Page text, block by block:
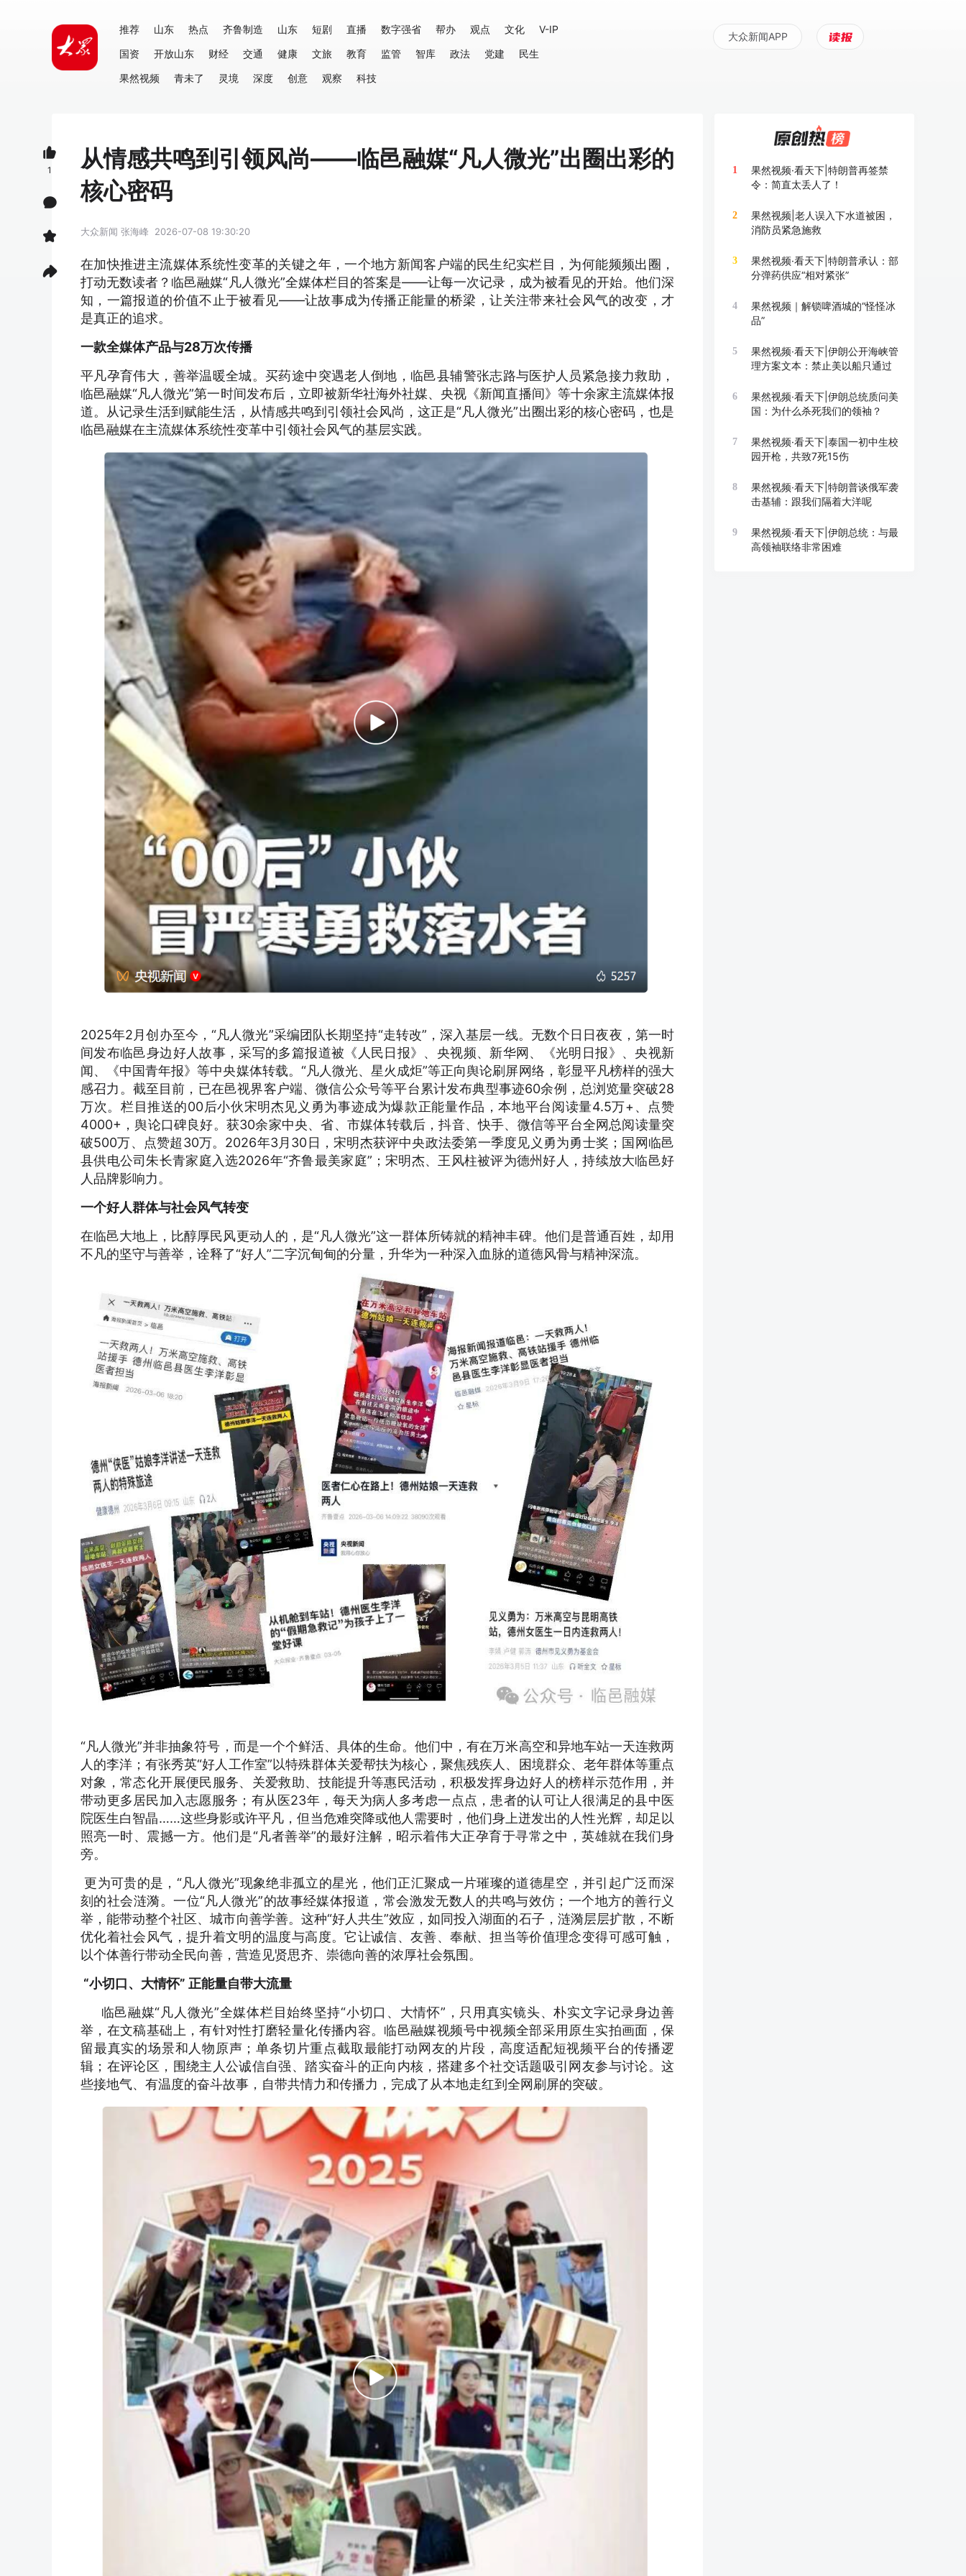
推荐 山东 热点 齐鲁制造 山东 短剧 直播 数字强省 帮办 观点 文化
V-IP
国资
开放山东 财经 交通 健康 文旅 教育 监管 智库 政法 党建
民生
果然视频
青未了 灵境 深度 创意 观察 科技
大众新闻APP
从情感共鸣到引领风尚——临邑融媒“凡人微光”出圈出彩的
核心密码
大众新闻 张海峰 2026-07-08 19:30:20
在加快推进主流媒体系统性变革的关键之年，一个地方新闻客户端的民生纪实栏目，为何能频频出圈，
打动无数读者？临邑融媒“凡人微光”全媒体栏目的答案是——让每一次记录，成为被看见的开始。他们深
知，一篇报道的价值不止于被看见——让故事成为传播正能量的桥梁，让关注带来社会风气的改变，才
是真正的追求。
一款全媒体产品与28万次传播
平凡孕育伟大，善举温暖全城。买药途中突遇老人倒地，临邑县辅警张志路与医护人员紧急接力救助，
临邑融媒“凡人微光”第一时间发布后，立即被新华社海外社媒、央视《新闻直播间》等十余家主流媒体报
道。从记录生活到赋能生活，从情感共鸣到引领社会风尚，这正是“凡人微光”出圈出彩的核心密码，也是
临邑融媒在主流媒体系统性变革中引领社会风气的基层实践。
2025年2月创办至今，“凡人微光”采编团队长期坚持“走转改”，深入基层一线。无数个日日夜夜，第一时
间发布临邑身边好人故事，采写的多篇报道被《人民日报》、央视频、新华网、《光明日报》、央视新
闻、《中国青年报》等中央媒体转载。“凡人微光、星火成炬”等正向舆论刷屏网络，彰显平凡榜样的强大
感召力。截至目前，已在邑视界客户端、微信公众号等平台累计发布典型事迹60余例，总浏览量突破28
万次。栏目推送的00后小伙宋明杰见义勇为事迹成为爆款正能量作品，本地平台阅读量4.5万+、点赞
4000+，舆论口碑良好。获30余家中央、省、市媒体转载后，抖音、快手、微信等平台全网总阅读量突
破500万、点赞超30万。2026年3月30日，宋明杰获评中央政法委第一季度见义勇为勇士奖；国网临邑
县供电公司朱长青家庭入选2026年“齐鲁最美家庭”；宋明杰、王风柱被评为德州好人，持续放大临邑好
人品牌影响力。
一个好人群体与社会风气转变
在临邑大地上，比醇厚民风更动人的，是“凡人微光”这一群体所铸就的精神丰碑。他们是普通百姓，却用
不凡的坚守与善举，诠释了“好人”二字沉甸甸的分量，升华为一种深入血脉的道德风骨与精神深流。
“凡人微光”并非抽象符号，而是一个个鲜活、具体的生命。他们中，有在万米高空和异地车站一天连救两
人的李洋；有张秀英“好人工作室”以特殊群体关爱帮扶为核心，聚焦残疾人、困境群众、老年群体等重点
对象，常态化开展便民服务、关爱救助、技能提升等惠民活动，积极发挥身边好人的榜样示范作用，并
带动更多居民加入志愿服务；有从医23年，每天为病人多考虑一点点，患者的认可让人很满足的县中医
院医生白智晶……这些身影或许平凡，但当危难突降或他人需要时，他们身上迸发出的人性光辉，却足以
照亮一时、震撼一方。他们是“凡者善举”的最好注解，昭示着伟大正孕育于寻常之中，英雄就在我们身
旁。
更为可贵的是，“凡人微光”现象绝非孤立的星光，他们正汇聚成一片璀璨的道德星空，并引起广泛而深
刻的社会涟漪。一位“凡人微光”的故事经媒体报道，常会激发无数人的共鸣与效仿；一个地方的善行义
举，能带动整个社区、城市向善学善。这种“好人共生”效应，如同投入湖面的石子，涟漪层层扩散，不断
优化着社会风气，提升着文明的温度与高度。它让诚信、友善、奉献、担当等价值理念变得可感可触，
以个体善行带动全民向善，营造见贤思齐、崇德向善的浓厚社会氛围。
“小切口、大情怀” 正能量自带大流量
临邑融媒“凡人微光”全媒体栏目始终坚持“小切口、大情怀”，只用真实镜头、朴实文字记录身边善
举，在文稿基础上，有针对性打磨轻量化传播内容。临邑融媒视频号中视频全部采用原生实拍画面，保
留最真实的场景和人物原声；单条切片重点截取最能打动网友的片段，高度适配短视频平台的传播逻
辑；在评论区，围绕主人公诚信自强、踏实奋斗的正向内核，搭建多个社交话题吸引网友参与讨论。这
些接地气、有温度的奋斗故事，自带共情力和传播力，完成了从本地走红到全网刷屏的突破。
1 1
果然视频·看天下|特朗普再签禁
令：简直太丢人了！
2
果然视频|老人误入下水道被困，
消防员紧急施救
3
果然视频·看天下|特朗普承认：部
分弹药供应“相对紧张”
4
果然视频｜解锁啤酒城的“怪怪冰
品”
5
果然视频·看天下|伊朗公开海峡管
理方案文本：禁止美以船只通过
6
果然视频·看天下|伊朗总统质问美
国：为什么杀死我们的领袖？
7
果然视频·看天下|泰国一初中生校
园开枪，共致7死15伤
8
果然视频·看天下|特朗普谈俄军袭
击基辅：跟我们隔着大洋呢
9
果然视频·看天下|伊朗总统：与最
高领袖联络非常困难